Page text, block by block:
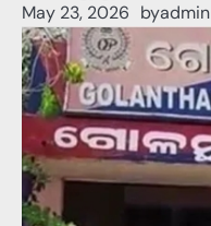
May 23, 2026 byadmin